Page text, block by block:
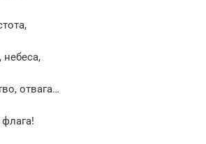
отвага…